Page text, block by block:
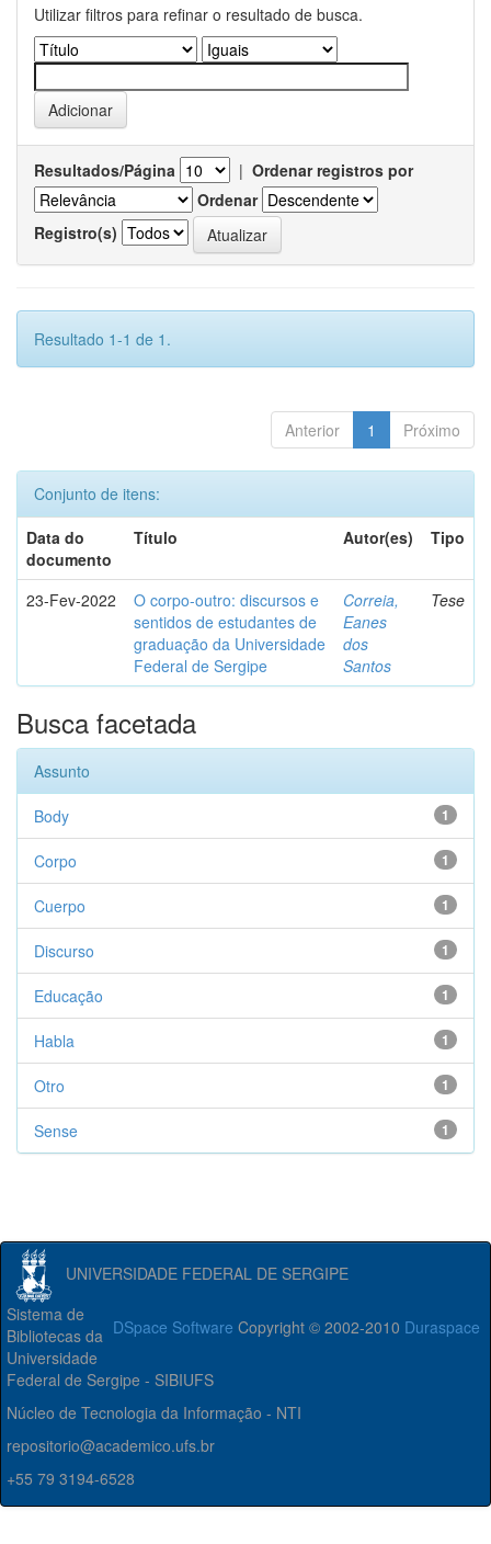
Utilizar filtros para refinar o resultado de busca.
Resultados/Página | Ordenar registros por
Ordenar
Registro(s)
Resultado 1-1 de 1.
Anterior 1 Próximo
Conjunto de itens:
Data do
documento
Título Autor(es) Tipo
23-Fev-2022
O corpo-outro: discursos e
sentidos de estudantes de
graduação da Universidade
Federal de Sergipe
Correia,
Eanes
dos
Santos
Tese
Busca facetada
Assunto
1
Body
1
Corpo
1
Cuerpo
1
Discurso
1
Educação
1
Habla
1
Otro
1
Sense
UNIVERSIDADE FEDERAL DE SERGIPE
DSpace Software Copyright © 2002-2010 Duraspace
Sistema de
Bibliotecas da
Universidade
Federal de Sergipe - SIBIUFS
Núcleo de Tecnologia da Informação - NTI
repositorio@academico.ufs.br
+55 79 3194-6528